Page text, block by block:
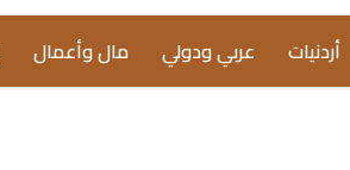
أردنيات عربي ودولي مال وأعمال